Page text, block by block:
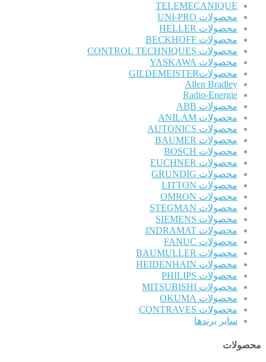
TELEMECANIQUE
محصولات UNI-PRO
محصولات HELLER
محصولات BECKHOFF
محصولات CONTROL TECHNIQUES
محصولات YASKAWA
محصولاتGILDEMEISTER
Allen Bradley
Radio-Energie
محصولات ABB
محصولات ANILAM
محصولات AUTONICS
محصولات BAUMER
محصولات BOSCH
محصولات EUCHNER
محصولات GRUNDIG
محصولات LITTON
محصولات OMRON
محصولات STEGMAN
محصولات SIEMENS
محصولات INDRAMAT
محصولات FANUC
محصولات BAUMULLER
محصولات HEIDENHAIN
محصولات PHILIPS
محصولات MITSUBISHI
محصولات OKUMA
محصولات CONTRAVES
سایر برندها
محصولات